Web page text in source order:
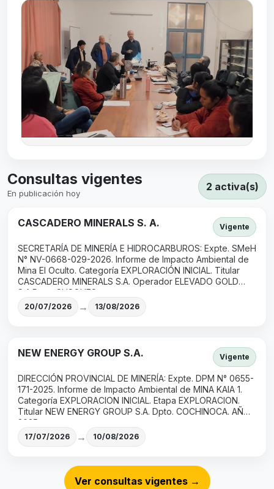
Consultas vigentes
En publicación hoy
2 activa(s)
CASCADERO MINERALS S. A. Vigente
SECRETARÍA DE MINERÍA E HIDROCARBUROS: Expte. SMeH
N° NV-0668-029-2026. Informe de Impacto Ambiental de
Mina El Oculto. Categoría EXPLORACIÓN INICIAL. Titular
CASCADERO MINERALS S.A. Operador ELEVADO GOLD
S.A.Dpto. SUSQUES.
20/07/2026 → 13/08/2026
NEW ENERGY GROUP S.A. Vigente
DIRECCIÓN PROVINCIAL DE MINERÍA: Expte. DPM N° 0655-
171-2025. Informe de Impacto Ambiental de MINA KAIA 1.
Categoría EXPLORACION INICIAL. Etapa EXPLORACION.
Titular NEW ENERGY GROUP S.A. Dpto. COCHINOCA. AÑO
2025.
17/07/2026 → 10/08/2026
Ver consultas vigentes →